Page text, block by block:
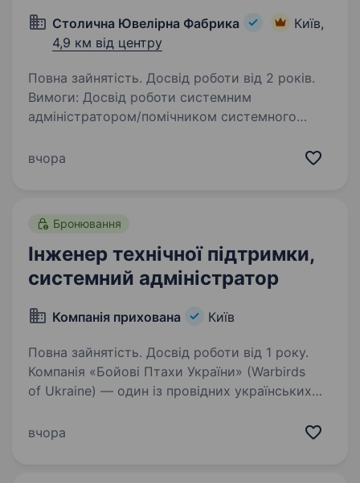
Столична Ювелірна Фабрика
Київ,
4,9 км від центру
Повна зайнятість. Досвід роботи від 2 років.
Вимоги: Досвід роботи системним
адміністратором/помічником системного
Розуміння моделі OSI, знання стека протоколів
вчора
Бронювання
Інженер технічної підтримки,
системний адміністратор
Компанія прихована Київ
Повна зайнятість. Досвід роботи від 1 року.
Компанія «Бойові Птахи України» (Warbirds
of Ukraine) — один із провідних українських
літальних апаратів для потреб Сил оборони
вчора